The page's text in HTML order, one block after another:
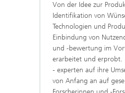
Von der Idee zur
Identifikation von
Technologien und
Einbindung von
und -bewertung im
erarbeitet und erprobt.
- experten auf ihre
von Anfang an auf